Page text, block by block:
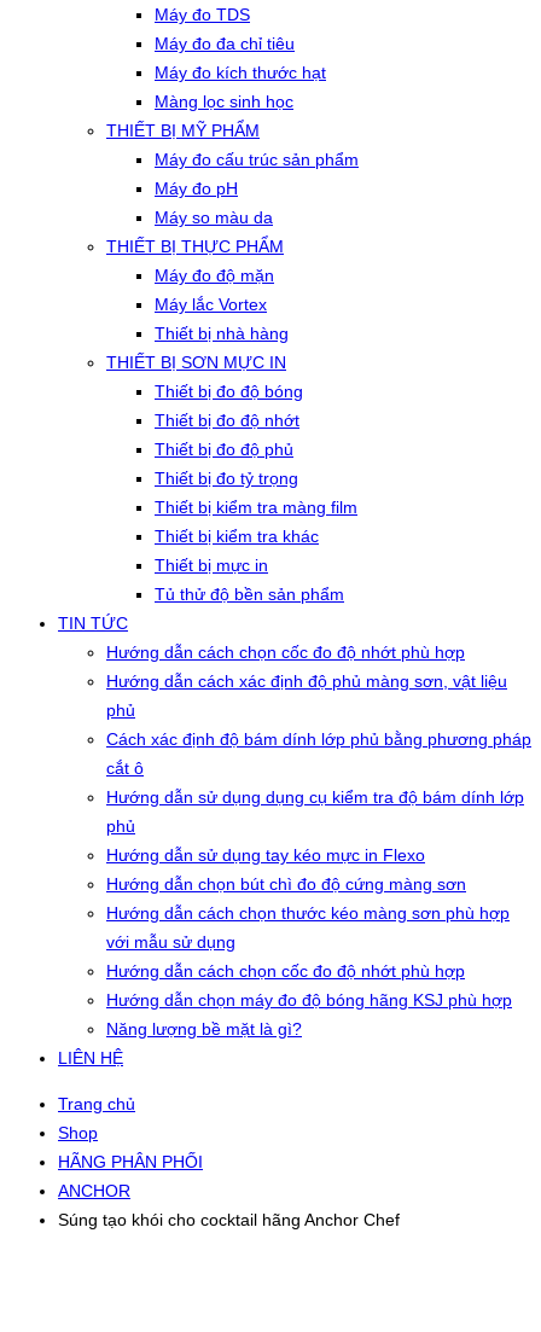
Máy đo TDS
Máy đo đa chỉ tiêu
Máy đo kích thước hạt
Màng lọc sinh học
THIẾT BỊ MỸ PHẨM
Máy đo cấu trúc sản phẩm
Máy đo pH
Máy so màu da
THIẾT BỊ THỰC PHẨM
Máy đo độ mặn
Máy lắc Vortex
Thiết bị nhà hàng
THIẾT BỊ SƠN MỰC IN
Thiết bị đo độ bóng
Thiết bị đo độ nhớt
Thiết bị đo độ phủ
Thiết bị đo tỷ trọng
Thiết bị kiểm tra màng film
Thiết bị kiểm tra khác
Thiết bị mực in
Tủ thử độ bền sản phẩm
TIN TỨC
Hướng dẫn cách chọn cốc đo độ nhớt phù hợp
Hướng dẫn cách xác định độ phủ màng sơn, vật liệu
phủ
Cách xác định độ bám dính lớp phủ bằng phương pháp
cắt ô
Hướng dẫn sử dụng dụng cụ kiểm tra độ bám dính lớp
phủ
Hướng dẫn sử dụng tay kéo mực in Flexo
Hướng dẫn chọn bút chì đo độ cứng màng sơn
Hướng dẫn cách chọn thước kéo màng sơn phù hợp
với mẫu sử dụng
Hướng dẫn cách chọn cốc đo độ nhớt phù hợp
Hướng dẫn chọn máy đo độ bóng hãng KSJ phù hợp
Năng lượng bề mặt là gì?
LIÊN HỆ
Trang chủ
Shop
HÃNG PHÂN PHỐI
ANCHOR
Súng tạo khói cho cocktail hãng Anchor Chef